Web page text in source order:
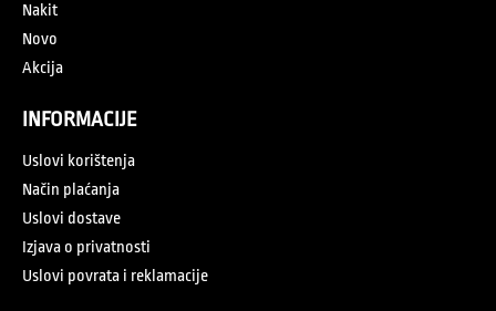
Nakit
Novo
Akcija
INFORMACIJE
Uslovi korištenja
Način plaćanja
Uslovi dostave
Izjava o privatnosti
Uslovi povrata i reklamacije